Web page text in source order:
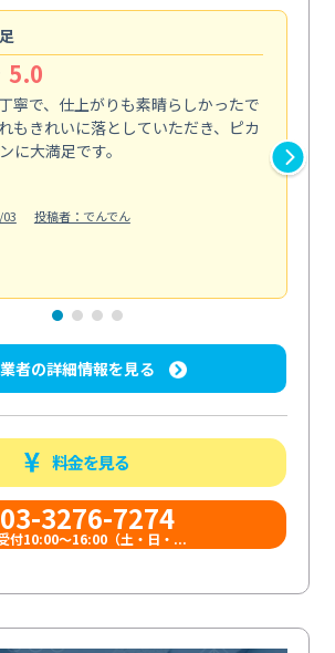
5.0
寧で、仕上がりも素晴らしかったで
もきれいに落としていただき、ピカ
に大満足です。
投稿者：でんでん
者の詳細情報を見る
料金を見る
03-3276-7274
付10:00〜16:00（土・日・...